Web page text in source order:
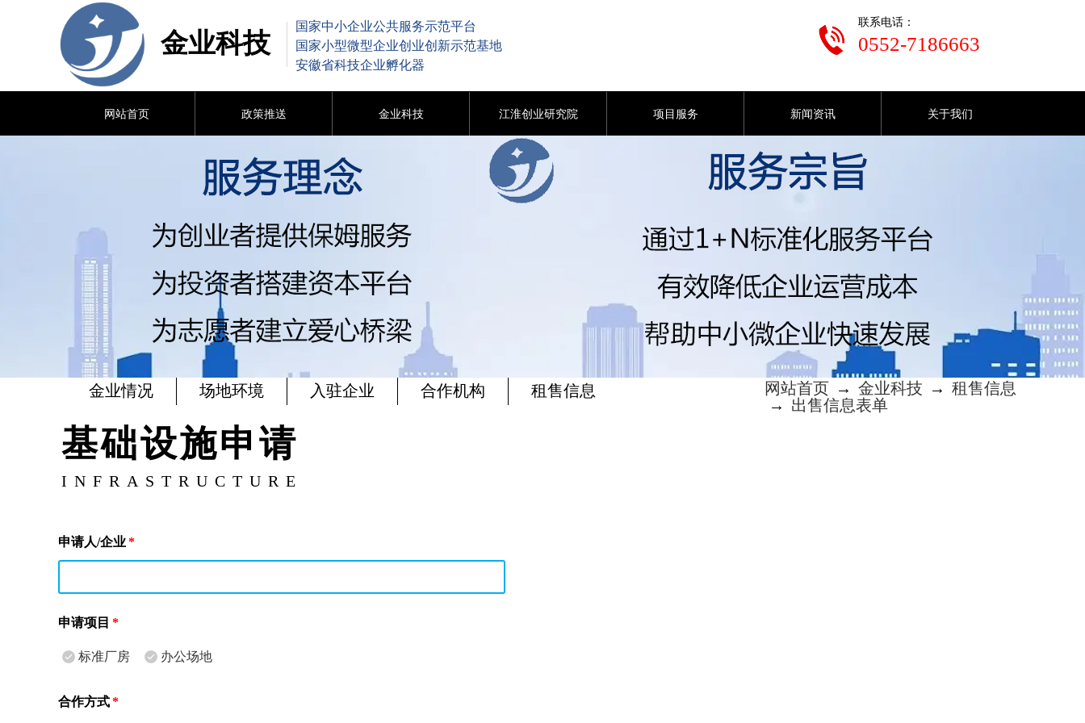
联系电话：
0552-7186663
国家中小企业公共服务示范平台
国家小型微型企业创业创新示范基地
安徽省科技企业孵化器
金业科技
网站首页 政策推送 金业科技 江淮创业研究院 项目服务 新闻资讯 关于我们
金业情况 场地环境 入驻企业 合作机构 租售信息 网站首页 → 金业科技 → 租售信息
→ 出售信息表单
基础设施申请
INFRASTRUCTURE
申请人/企业*
申请项目 *
标准厂房 办公场地
合作方式*